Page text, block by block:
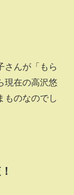
さんが「もら
現在の高沢悠
ものなのでし